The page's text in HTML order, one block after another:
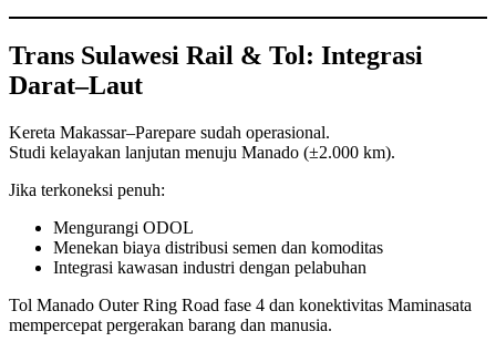
Trans Sulawesi Rail & Tol: Integrasi
Darat–Laut
Kereta Makassar–Parepare sudah operasional.
Studi kelayakan lanjutan menuju Manado (±2.000 km).
Jika terkoneksi penuh:
Mengurangi ODOL
Menekan biaya distribusi semen dan komoditas
Integrasi kawasan industri dengan pelabuhan
Tol Manado Outer Ring Road fase 4 dan konektivitas Maminasata
mempercepat pergerakan barang dan manusia.